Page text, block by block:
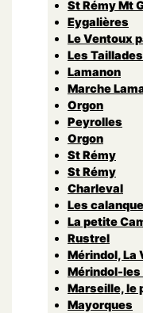
St Rémy Mt
Eygalières
Le Ventoux
Les
Lamanon
Marche
Orgon
Peyrolles
Orgon
St Rémy
St Rémy
Charleval
Les
La petite
Rustrel
Mérindol, La
Mérindol-les
Marseille, le
Mayorques